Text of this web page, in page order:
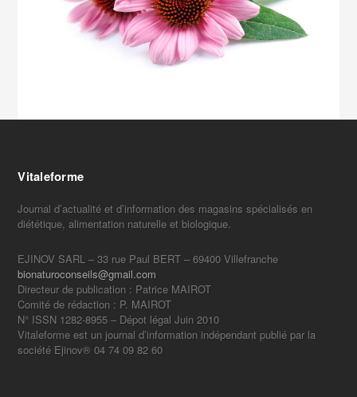
Vitaleforme
Journal d’actualité et d’information des magasins spécialisés en
diététique, alimentation naturelle et biologique.
EJINOV SARL – 33 rue Paul BERT – 69400 Villefranche
bionaturoconseils@gmail.com
Directeur de publication : Patrice MAIROT
Comité de rédaction : P. MAIROT
N° ISSN 1282-8955 – Dépot légal Juin 2010
Vitaleforme est un journal d’information indépendant publié par la
société Ejinov® 04 74 09 82 60